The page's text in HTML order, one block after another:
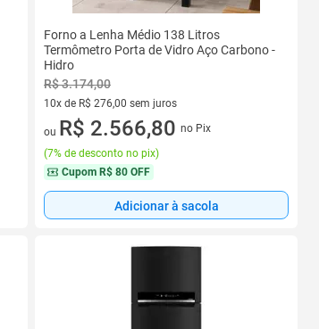
Forno a Lenha Médio 138 Litros
Termômetro Porta de Vidro Aço Carbono -
Hidro
R$ 3.174,00
10x de R$ 276,00 sem juros
10 vez de R$ 276,00 sem juros
ou R$ 2.566,80 no Pix
(7% de desconto no pix)
Cupom R$ 80 OFF
Adicionar à sacola